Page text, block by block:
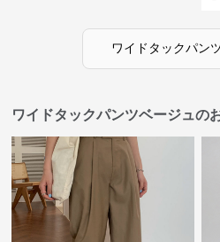
ワイドタックパン
ワイドタックパンツベージュの